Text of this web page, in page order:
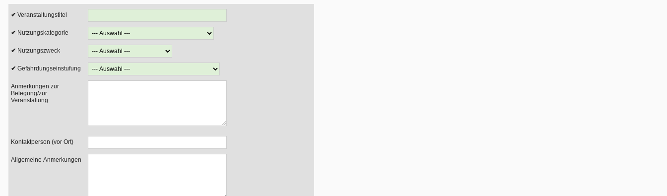
Veranstaltungstitel
Nutzungskategorie
Nutzungszweck
Gefährdungseinstufung
Anmerkungen zur
Belegung/zur
Veranstaltung
Kontaktperson (vor Ort)
Allgemeine Anmerkungen